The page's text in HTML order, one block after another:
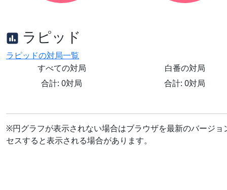
ラピッド
ラピッドの対局一覧
すべての対局
合計: 0対局
白番の対局
合計: 0対局
※円グラフが表示されない場合はブラウザを最新のバージ
セスすると表示される場合があります。